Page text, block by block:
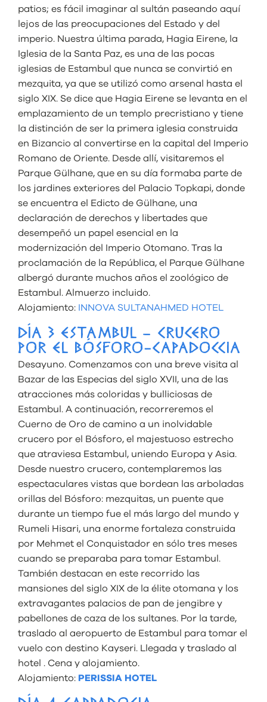
patios; es fácil imaginar al sultán paseando aquí
lejos de las preocupaciones del Estado y del
imperio. Nuestra última parada, Hagia Eirene, la
Iglesia de la Santa Paz, es una de las pocas
iglesias de Estambul que nunca se convirtió en
mezquita, ya que se utilizó como arsenal hasta el
siglo XIX. Se dice que Hagia Eirene se levanta en el
emplazamiento de un templo precristiano y tiene
la distinción de ser la primera iglesia construida
en Bizancio al convertirse en la capital del Imperio
Romano de Oriente. Desde allí, visitaremos el
Parque Gülhane, que en su día formaba parte de
los jardines exteriores del Palacio Topkapi, donde
se encuentra el Edicto de Gülhane, una
declaración de derechos y libertades que
desempeñó un papel esencial en la
modernización del Imperio Otomano. Tras la
proclamación de la República, el Parque Gülhane
albergó durante muchos años el zoológico de
Estambul. Almuerzo incluido.
Alojamiento: INNOVA SULTANAHMED HOTEL
DÍA 3 ESTAMBUL – CRUCERO
POR EL BÓSFORO-CAPADOCCIA
Desayuno. Comenzamos con una breve visita al
Bazar de las Especias del siglo XVII, una de las
atracciones más coloridas y bulliciosas de
Estambul. A continuación, recorreremos el
Cuerno de Oro de camino a un inolvidable
crucero por el Bósforo, el majestuoso estrecho
que atraviesa Estambul, uniendo Europa y Asia.
Desde nuestro crucero, contemplaremos las
espectaculares vistas que bordean las arboladas
orillas del Bósforo: mezquitas, un puente que
durante un tiempo fue el más largo del mundo y
Rumeli Hisari, una enorme fortaleza construida
por Mehmet el Conquistador en sólo tres meses
cuando se preparaba para tomar Estambul.
También destacan en este recorrido las
mansiones del siglo XIX de la élite otomana y los
extravagantes palacios de pan de jengibre y
pabellones de caza de los sultanes. Por la tarde,
traslado al aeropuerto de Estambul para tomar el
vuelo con destino Kayseri. Llegada y traslado al
hotel . Cena y alojamiento.
Alojamiento: PERISSIA HOTEL